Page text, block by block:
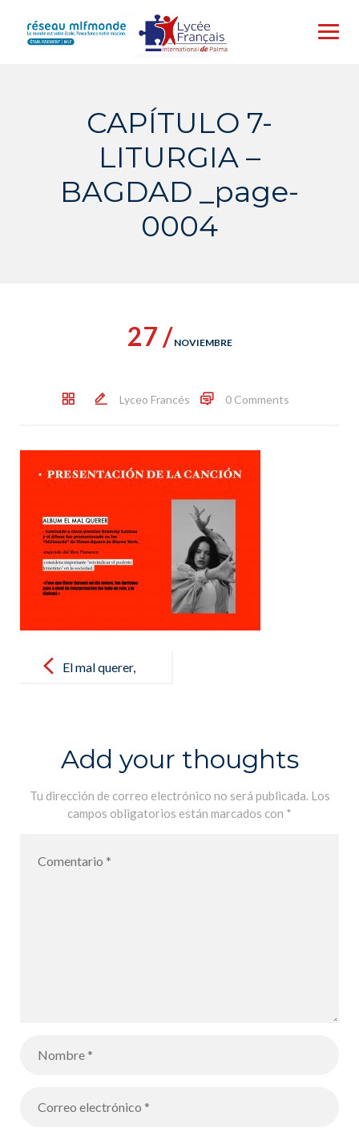
content
CAPÍTULO 7-
LITURGIA –
BAGDAD _page-
0004
27 / NOVIEMBRE
Lyceo Francés 0 Comments
navigationEl mal querer,
los alumnos
de 1ère. Lycée
Français MLF
Add your thoughts
Tu dirección de correo electrónico no será publicada. Los
campos obligatorios están marcados con *